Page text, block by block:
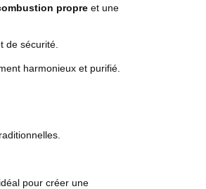
propre et une
de sécurité.
harmonieux et purifié.
pour créer une